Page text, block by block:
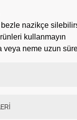
nazikçe
kullanmayın
veya neme uzun
ürüne ilk yorumu siz